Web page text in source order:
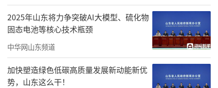
2025年山东将力争突破AI大模型、硫化物
固态电池等核心技术瓶颈
中华网山东频道
加快塑造绿色低碳高质量发展新动能新优
势，山东这么干！